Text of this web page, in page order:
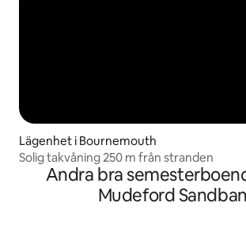
Lägenhet i Bournemouth
Solig takvåning 250 m från stranden
Andra bra
Mudeford